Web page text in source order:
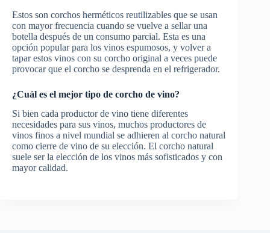
Estos son corchos herméticos reutilizables que se usan
con mayor frecuencia cuando se vuelve a sellar una
botella después de un consumo parcial. Esta es una
opción popular para los vinos espumosos, y volver a
tapar estos vinos con su corcho original a veces puede
provocar que el corcho se desprenda en el refrigerador.
¿Cuál es el mejor tipo de corcho de vino?
Si bien cada productor de vino tiene diferentes
necesidades para sus vinos, muchos productores de
vinos finos a nivel mundial se adhieren al corcho natural
como cierre de vino de su elección. El corcho natural
suele ser la elección de los vinos más sofisticados y con
mayor calidad.